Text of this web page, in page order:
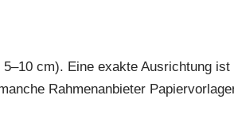
cm). Eine exakte Ausrichtung
Rahmenanbieter